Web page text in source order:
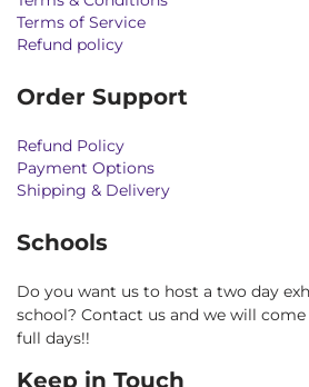
Terms of Service
Refund policy
Order Support
Refund Policy
Payment Options
Shipping & Delivery
Schools
Do you want us to host a two day
school? Contact us and we will
full days!!
Keep in Touch